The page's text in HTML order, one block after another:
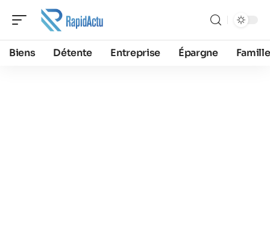
Biens Détente Entreprise Épargne Famille